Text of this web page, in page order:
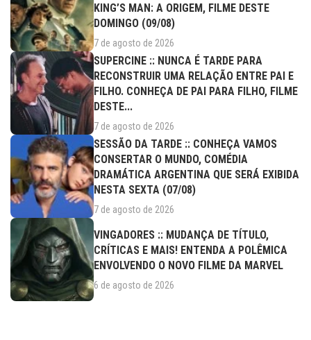
KING’S MAN: A ORIGEM, FILME DESTE
DOMINGO (09/08)
7 de agosto de 2026
SUPERCINE :: NUNCA É TARDE PARA
RECONSTRUIR UMA RELAÇÃO ENTRE PAI E
FILHO. CONHEÇA DE PAI PARA FILHO, FILME
DESTE...
7 de agosto de 2026
SESSÃO DA TARDE :: CONHEÇA VAMOS
CONSERTAR O MUNDO, COMÉDIA
DRAMÁTICA ARGENTINA QUE SERÁ EXIBIDA
NESTA SEXTA (07/08)
7 de agosto de 2026
VINGADORES :: MUDANÇA DE TÍTULO,
CRÍTICAS E MAIS! ENTENDA A POLÊMICA
ENVOLVENDO O NOVO FILME DA MARVEL
6 de agosto de 2026